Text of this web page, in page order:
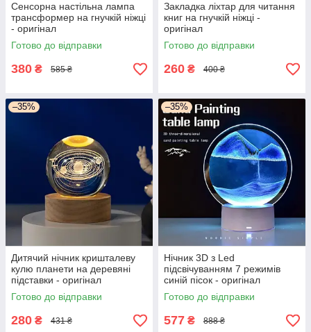
Сенсорна настільна лампа
трансформер на гнучкій ніжці
- оригінал
Готово до відправки
380 ₴ 585 ₴
Закладка ліхтар для читання
книг на гнучкій ніжці -
оригінал
Готово до відправки
260 ₴ 400 ₴
–35%
Дитячий нічник кришталеву
кулю планети на деревяні
підставки - оригінал
Готово до відправки
280 ₴ 431 ₴
–35%
Нічник 3D з Led
підсвічуванням 7 режимів
синій пісок - оригінал
Готово до відправки
577 ₴ 888 ₴